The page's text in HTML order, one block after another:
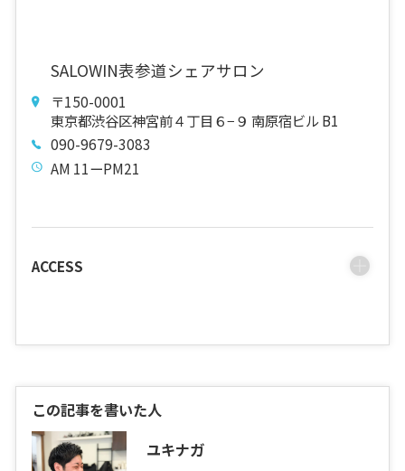
SALOWIN表参道シェアサロン
〒150-0001
東京都渋谷区神宮前４丁目６−９ 南原宿ビル B1
090-9679-3083
AM 11ーPM21
ACCESS
この記事を書いた人
ユキナガ